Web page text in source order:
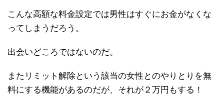
こんな高額な料金設定では男性はすぐにお金がなくな
ってしまうだろう。
出会いどころではないのだ。
またリミット解除という該当の女性とのやりとりを無
料にする機能があるのだが、それが２万円もする！